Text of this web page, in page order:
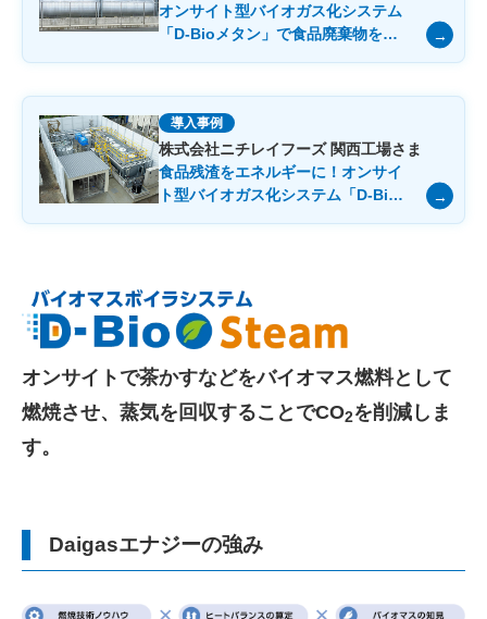
オンサイト型バイオガス化システム
「D-Bioメタン」で食品廃棄物を半
導入事例
株式会社ニチレイフーズ 関西工場さま
食品残渣をエネルギーに！オンサイ
ト型バイオガス化システム「D-Bio
オンサイトで茶かすなどをバイオマス燃料として
燃焼させ、蒸気を回収することでCO2を削減しま
す。
Daigasエナジーの強み